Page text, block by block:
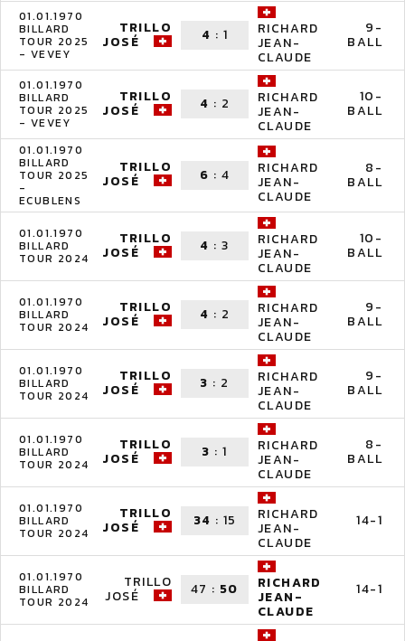
01.01.1970
BILLARD
TOUR 2025
- VEVEY
TRILLO
JOSÉ 4 : 1 RICHARD
JEAN-
CLAUDE
9-
BALL
01.01.1970
BILLARD
TOUR 2025
- VEVEY
TRILLO
JOSÉ 4 : 2 RICHARD
JEAN-
CLAUDE
10-
BALL
01.01.1970
BILLARD
TOUR 2025
-
ECUBLENS
TRILLO
JOSÉ 6 : 4 RICHARD
JEAN-
CLAUDE
8-
BALL
01.01.1970
BILLARD
TOUR 2024
TRILLO
JOSÉ 4 :3 RICHARD
JEAN-
CLAUDE
10-
BALL
01.01.1970
BILLARD
TOUR 2024
TRILLO
JOSÉ 4 : 2 RICHARD
JEAN-
CLAUDE
9-
BALL
01.01.1970
BILLARD
TOUR 2024
TRILLO
JOSÉ 3 : 2 RICHARD
JEAN-
CLAUDE
9-
BALL
01.01.1970
BILLARD
TOUR 2024
TRILLO
JOSÉ 3 :1 RICHARD
JEAN-
CLAUDE
8-
BALL
01.01.1970
BILLARD
TOUR 2024
TRILLO
JOSÉ 34 : 15 RICHARD
JEAN-
CLAUDE
14-1
01.01.1970
BILLARD
TOUR 2024
TRILLO
JOSÉ 47 : 50 RICHARD
JEAN-
CLAUDE
14-1